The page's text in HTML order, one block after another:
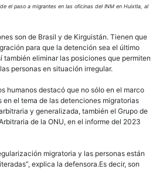
el paso a migrantes en las oficinas del INM en Huixtla, al
son de Brasil y de Kirguistán. Tienen que
para que la detención sea el último
también eliminar las posiciones que permiten
personas en situación irregular.
humanos destacó que no sólo en el marco
en el tema de las detenciones migratorias
y generalizada, también el Grupo de
de la ONU, en el informe del 2023
migratoria y las personas están
explica la defensora.Es decir, son